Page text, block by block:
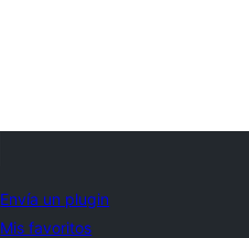
Envía un plugin
Mis favoritos